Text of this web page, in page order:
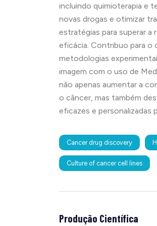
incluindo quimioterapia e
novas drogas e otimizar
estratégias para superar
eficácia. Contribuo para o
metodologias
imagem com o uso de
não apenas aumentar a
o câncer, mas também
eficazes e personalizadas
Cancer drug discovery
Culture of cancer cell lines
Produção Científica